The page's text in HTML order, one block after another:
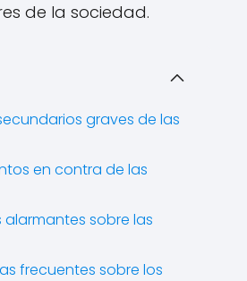
de la sociedad.
graves de las
en contra de las
alarmantes sobre las
frecuentes sobre los